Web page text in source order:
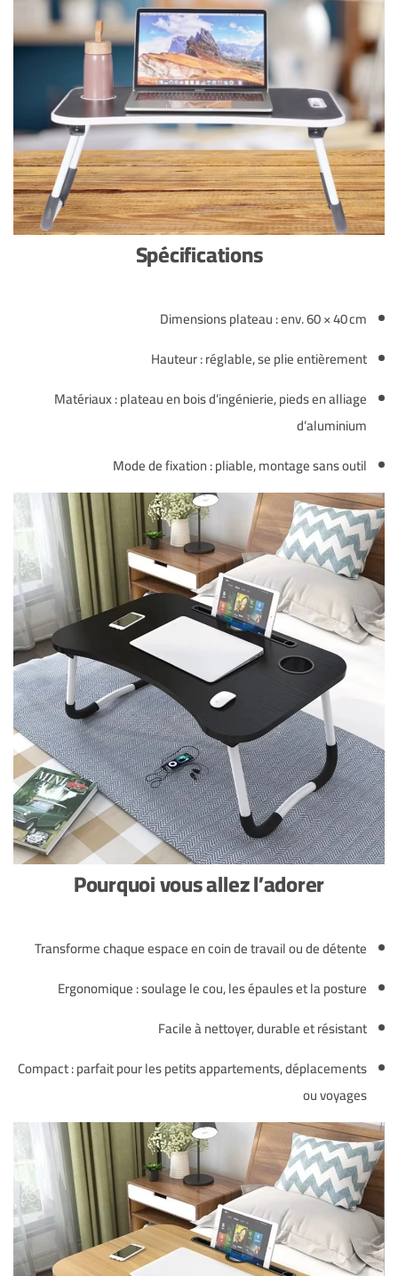
Spécifications
Dimensions plateau : env. 60 × 40 cm
Hauteur : réglable, se plie entièrement
Matériaux : plateau en bois d’ingénierie, pieds en alliage
d’aluminium
Mode de fixation : pliable, montage sans outil
Pourquoi vous allez l’adorer
Transforme chaque espace en coin de travail ou de détente
Ergonomique : soulage le cou, les épaules et la posture
Facile à nettoyer, durable et résistant
Compact : parfait pour les petits appartements, déplacements
ou voyages